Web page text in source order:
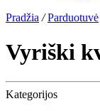
Pradžia / Parduotuvė
Vyriški
Kategorijos